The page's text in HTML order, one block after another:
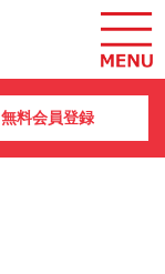
無料会員登録